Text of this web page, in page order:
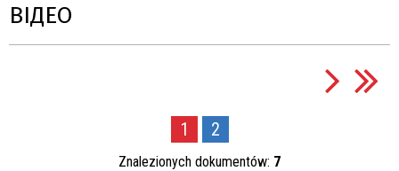
ВІДЕО
1 2
Znalezionych dokumentów: 7